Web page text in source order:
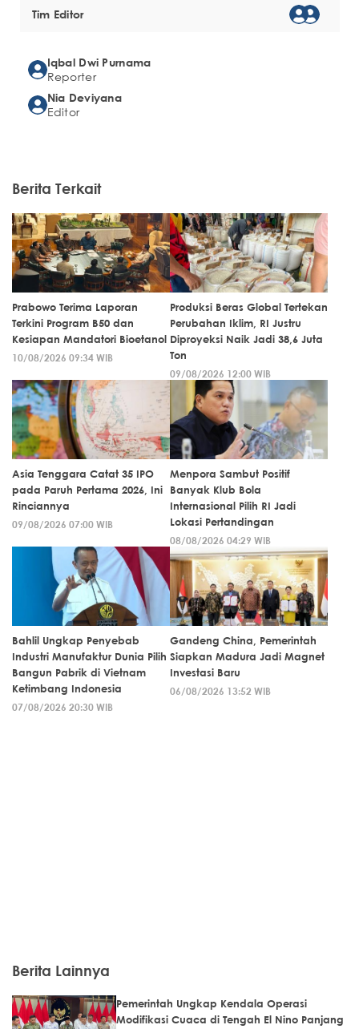
Tim Editor
Iqbal Dwi Purnama
Reporter
Nia Deviyana
Editor
Berita Terkait
Prabowo Terima Laporan
Terkini Program B50 dan
Kesiapan Mandatori Bioetanol
10/08/2026 09:34 WIB
Produksi Beras Global Tertekan
Perubahan Iklim, RI Justru
Diproyeksi Naik Jadi 38,6 Juta
Ton
09/08/2026 12:00 WIB
Asia Tenggara Catat 35 IPO
pada Paruh Pertama 2026, Ini
Rinciannya
09/08/2026 07:00 WIB
Menpora Sambut Positif
Banyak Klub Bola
Internasional Pilih RI Jadi
Lokasi Pertandingan
08/08/2026 04:29 WIB
Bahlil Ungkap Penyebab
Industri Manufaktur Dunia Pilih
Bangun Pabrik di Vietnam
Ketimbang Indonesia
07/08/2026 20:30 WIB
Gandeng China, Pemerintah
Siapkan Madura Jadi Magnet
Investasi Baru
06/08/2026 13:52 WIB
Berita Lainnya
Pemerintah Ungkap Kendala Operasi
Modifikasi Cuaca di Tengah El Nino Panjang